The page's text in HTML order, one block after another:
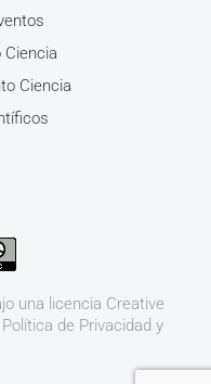
Ciencia
Ciencia
una licencia Creative
Política de Privacidad y